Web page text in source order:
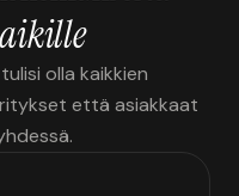
olla kaikkien
että asiakkaat